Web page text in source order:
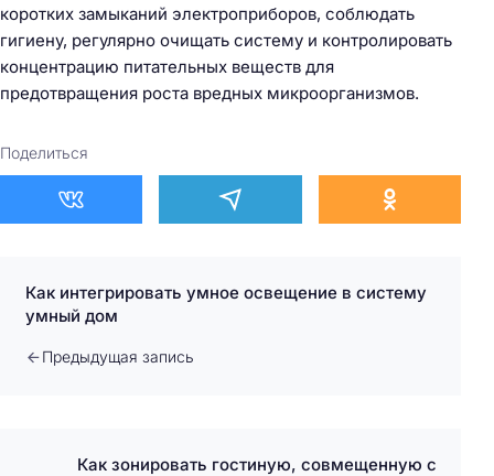
коротких замыканий электроприборов, соблюдать
гигиену, регулярно очищать систему и контролировать
концентрацию питательных веществ для
предотвращения роста вредных микроорганизмов.
Поделиться
Как интегрировать умное освещение в систему
умный дом
Предыдущая запись
Как зонировать гостиную, совмещенную с